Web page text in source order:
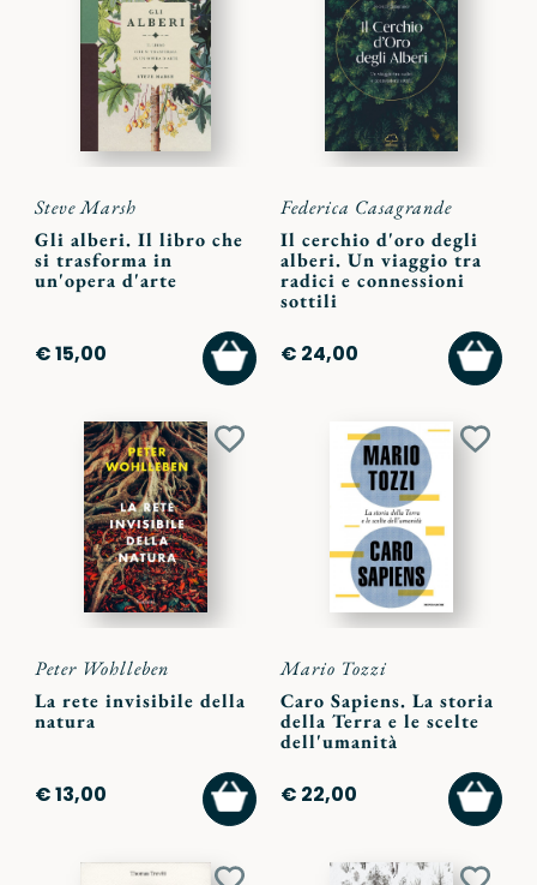
Steve Marsh
Gli alberi. Il libro che
si trasforma in
un'opera d'arte
€ 15,00
AGGIUNGI
AL
CARRELLO
Federica Casagrande
Il cerchio d'oro degli
alberi. Un viaggio tra
radici e connessioni
sottili
€ 24,00
AL
Aggiungi
Peter Wohlleben
La rete invisibile della
natura
€ 13,00
AGGIUNGI
AL
CARRELLO
Mario Tozzi
Caro Sapiens. La storia
della Terra e le scelte
dell'umanità
€ 22,00
AL